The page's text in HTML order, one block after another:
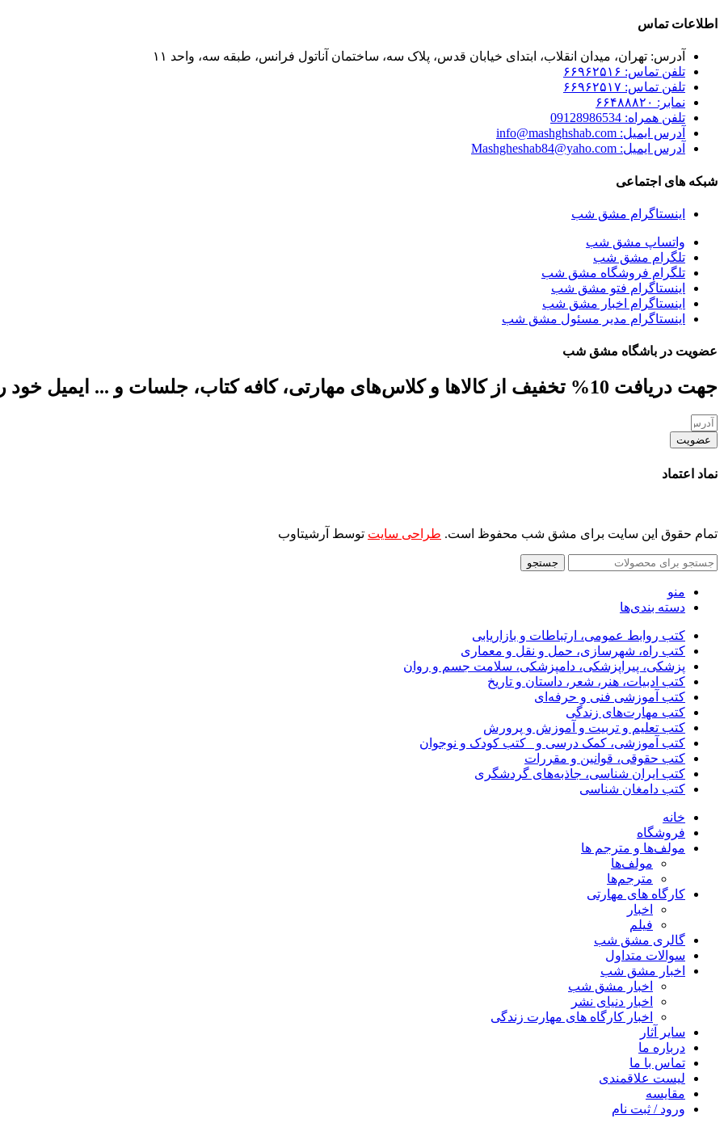
اطلاعات تماس
آدرس: تهران، میدان انقلاب، ابتدای خیابان قدس، پلاک سه، ساختمان آناتول فرانس، طبقه سه، واحد ۱۱
تلفن تماس: ۶۶۹۶۲۵۱۶
تلفن تماس: ۶۶۹۶۲۵۱۷
نمابر: ۶۶۴۸۸۸۲۰
تلفن همراه: 09128986534
آدرس ایمیل: info@mashghshab.com
آدرس ایمیل: Mashgheshab84@yaho.com
شبکه های اجتماعی
اینستاگرام مشق شب
واتساپ مشق شب
تلگرام مشق شب
تلگرام فروشگاه مشق شب
اینستاگرام فتو مشق شب
اینستاگرام اخبار مشق شب
اینستاگرام مدیر مسئول مشق شب
عضویت در باشگاه مشق شب
جهت دریافت 10% تخفیف از کالاها و کلاس‌های مهارتی، کافه کتاب، جلسات و ... ایمیل خود را ارسال نمایید
عضویت
نماد اعتماد
تمام حقوق این سایت برای مشق شب محفوظ است. طراحی سایت توسط آرشیتاوب
جستجو
منو
دسته بندی‌ها
کتب روابط عمومی، ارتباطات و بازاریابی
کتب راه، شهرسازی، حمل و نقل و معماری
پزشکی، پیراپزشکی، دامپزشکی، سلامت جسم و روان
کتب ادبیات، هنر، شعر، داستان و تاریخ
کتب آموزشی فنی و حرفه‌ای
کتب مهارت‌های زندگی
کتب تعلیم و تربیت و آموزش و پرورش
کتب آموزشی، کمک درسی و _کتب کودک و نوجوان
کتب حقوقی، قوانین و مقررات
کتب ایران شناسی، جاذبه‌های گردشگری
کتب دامغان شناسی
خانه
فروشگاه
مولف‌ها و مترجم ها
مولف‌ها
مترجم‌ها
کارگاه های مهارتی
اخبار
فیلم
گالری مشق شب
سوالات متداول
اخبار مشق شب
اخبار مشق شب
اخبار دنیای نشر
اخبار کارگاه های مهارت زندگی
سایر آثار
درباره ما
تماس با ما
لیست علاقمندی
مقایسه
ورود / ثبت نام